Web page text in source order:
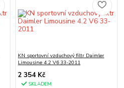
KN sportovní vzduchový filtr Daimler
Limousine 4.2 V6 33-2011
2 354 Kč
SKLADEM